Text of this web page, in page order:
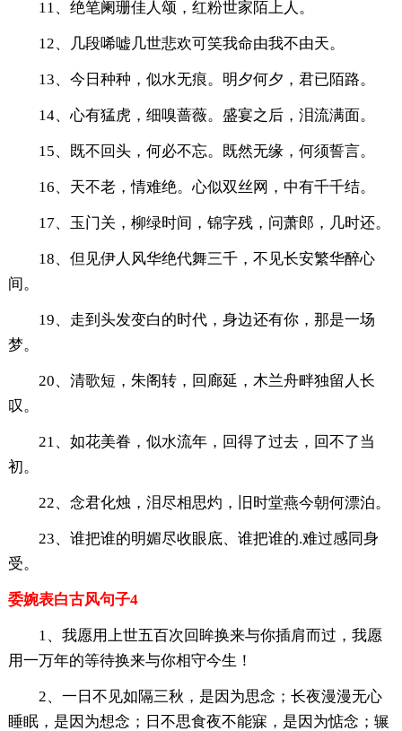
11、绝笔阑珊佳人颂，红粉世家陌上人。
12、几段唏嘘几世悲欢可笑我命由我不由天。
13、今日种种，似水无痕。明夕何夕，君已陌路。
14、心有猛虎，细嗅蔷薇。盛宴之后，泪流满面。
15、既不回头，何必不忘。既然无缘，何须誓言。
16、天不老，情难绝。心似双丝网，中有千千结。
17、玉门关，柳绿时间，锦字残，问萧郎，几时还。
18、但见伊人风华绝代舞三千，不见长安繁华醉心
间。
19、走到头发变白的时代，身边还有你，那是一场
梦。
20、清歌短，朱阁转，回廊延，木兰舟畔独留人长
叹。
21、如花美眷，似水流年，回得了过去，回不了当
初。
22、念君化烛，泪尽相思灼，旧时堂燕今朝何漂泊。
23、谁把谁的明媚尽收眼底、谁把谁的.难过感同身
受。
委婉表白古风句子4
1、我愿用上世五百次回眸换来与你插肩而过，我愿
用一万年的等待换来与你相守今生！
2、一日不见如隔三秋，是因为思念；长夜漫漫无心
睡眠，是因为想念；日不思食夜不能寐，是因为惦念；辗